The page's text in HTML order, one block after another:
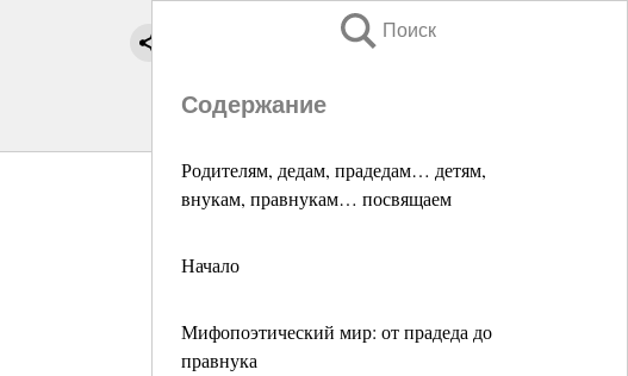
Поиск
Содержание
Родителям, дедам, прадедам… детям,
внукам, правнукам… посвящаем
Начало
Мифопоэтический мир: от прадеда до
правнука